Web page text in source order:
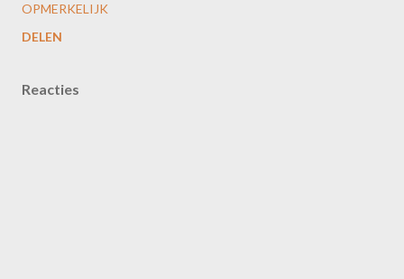
OPMERKELIJK
DELEN
Reacties